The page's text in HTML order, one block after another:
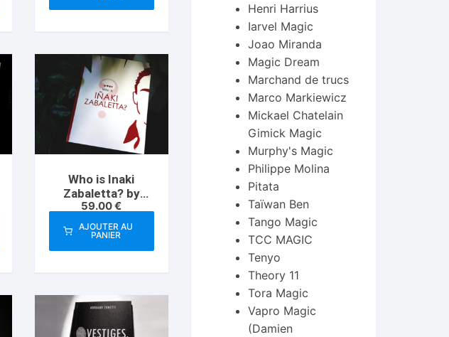
Who is Inaki
Zabaletta? by
Vernet Magic –
Book
59.00€
AJOUTER AU
PANIER
Henri Harrius
Iarvel Magic
Joao Miranda
Magic Dream
Marchand de trucs
Marco Markiewicz
Mickael Chatelain
Gimick Magic
Murphy's Magic
Philippe Molina
Pitata
Taïwan Ben
Tango Magic
TCC MAGIC
Tenyo
Theory 11
Tora Magic
Vapro Magic
(Damien